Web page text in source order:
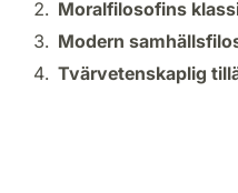
Moralfilosofins
Modern
Tvärvetenskaplig